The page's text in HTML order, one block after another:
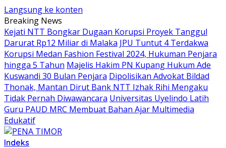
Langsung ke konten
Breaking News
Kejati NTT Bongkar Dugaan Korupsi Proyek Tanggul
Darurat Rp12 Miliar di Malaka JPU Tuntut 4 Terdakwa
Korupsi Medan Fashion Festival 2024, Hukuman Penjara
hingga 5 Tahun Majelis Hakim PN Kupang Hukum Ade
Kuswandi 30 Bulan Penjara Dipolisikan Advokat Bildad
Thonak, Mantan Dirut Bank NTT Izhak Rihi Mengaku
Tidak Pernah Diwawancara Universitas Uyelindo Latih
Guru PAUD MRC Membuat Bahan Ajar Multimedia
Edukatif
Indeks